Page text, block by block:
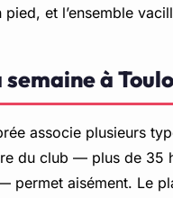
et l’ensemble
à
associe plusieurs
du club — plus de 35
permet aisément. Le